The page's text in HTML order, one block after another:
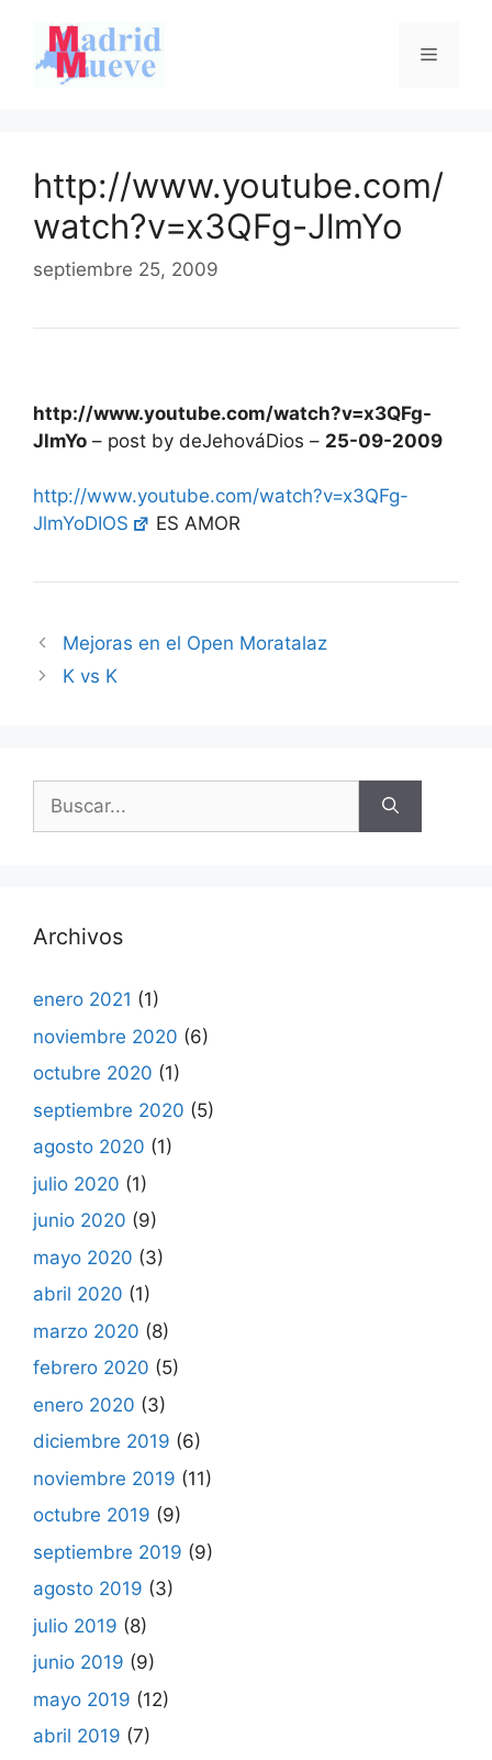
contenido
Menú
http://www.youtube.com/
watch?v=x3QFg-JlmYo
septiembre 25, 2009
http://www.youtube.com/watch?v=x3QFg-
JlmYo – post by deJehováDios – 25-09-2009
http://www.youtube.com/watch?v=x3QFg-
JlmYoDIOS
ES AMOR
Mejoras en el Open Moratalaz
K vs K
Buscar:
Archivos
enero 2021 (1)
noviembre 2020 (6)
octubre 2020 (1)
septiembre 2020 (5)
agosto 2020 (1)
julio 2020 (1)
junio 2020 (9)
mayo 2020 (3)
abril 2020 (1)
marzo 2020 (8)
febrero 2020 (5)
enero 2020 (3)
diciembre 2019 (6)
noviembre 2019 (11)
octubre 2019 (9)
septiembre 2019 (9)
agosto 2019 (3)
julio 2019 (8)
junio 2019 (9)
mayo 2019 (12)
abril 2019 (7)